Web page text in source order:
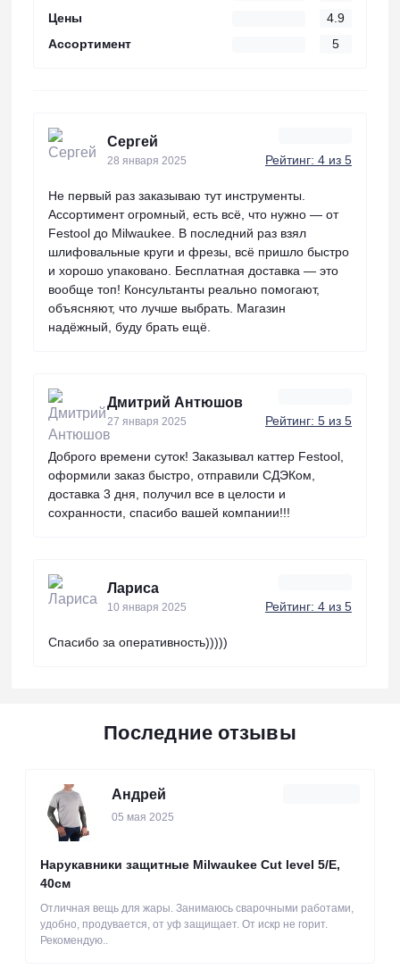
Цены
4.9
Ассортимент
5
Сергей
28 января 2025 Рейтинг: 4 из 5
Не первый раз заказываю тут инструменты.
Ассортимент огромный, есть всё, что нужно — от
Festool до Milwaukee. В последний раз взял
шлифовальные круги и фрезы, всё пришло быстро
и хорошо упаковано. Бесплатная доставка — это
вообще топ! Консультанты реально помогают,
объясняют, что лучше выбрать. Магазин
надёжный, буду брать ещё.
Дмитрий Антюшов
27 января 2025 Рейтинг: 5 из 5
Доброго времени суток! Заказывал каттер Festool,
оформили заказ быстро, отправили СДЭКом,
доставка 3 дня, получил все в целости и
сохранности, спасибо вашей компании!!!
Лариса
10 января 2025 Рейтинг: 4 из 5
Спасибо за оперативность)))))
Последние отзывы
Андрей
05 мая 2025
Нарукавники защитные Milwaukee Cut level 5/Е,
40см
Отличная вещь для жары. Занимаюсь сварочными работами,
удобно, продувается, от уф защищает. От искр не горит.
Рекомендую..